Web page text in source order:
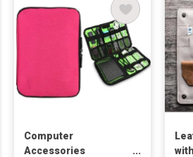
Computer
Accessories